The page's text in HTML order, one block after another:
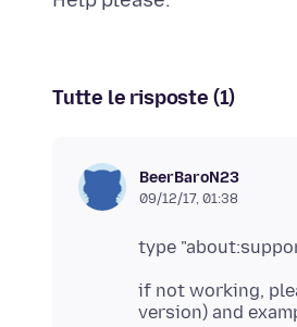
Tutte le risposte (1)
BeerBaroN23
09/12/17, 01:38
if not working,